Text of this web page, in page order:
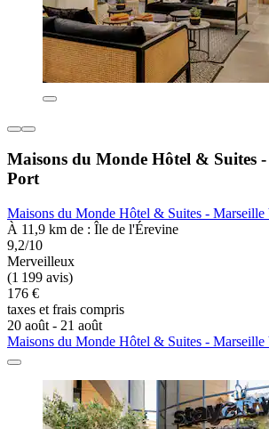
Maisons du Monde Hôtel & Suites
Port
Maisons du Monde Hôtel & Suites - Marseille
À 11,9 km de : Île de l'Érevine
9,2/10
Merveilleux
(1 199 avis)
176 €
taxes et frais compris
20 août - 21 août
Maisons du Monde Hôtel & Suites - Marseille